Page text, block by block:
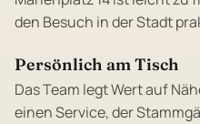
den Besuch in der Stadt
Persönlich am Tisch
Das Team legt Wert auf
einen Service, der